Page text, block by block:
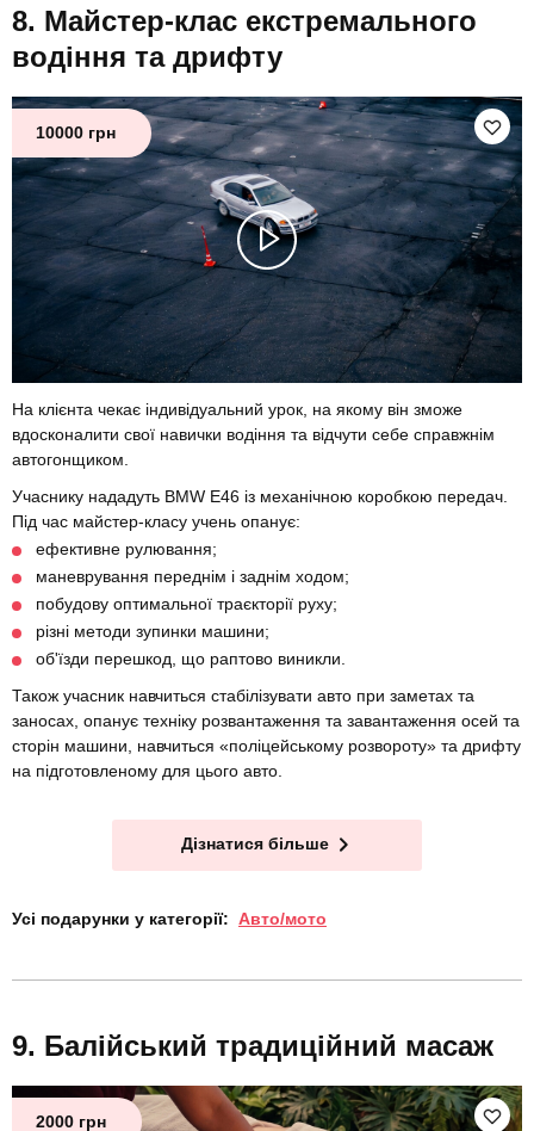
Майстер-клас екстремального
водіння та дрифту
10000 грн
На клієнта чекає індивідуальний урок, на якому він зможе
вдосконалити свої навички водіння та відчути себе справжнім
автогонщиком.
Учаснику нададуть BMW E46 із механічною коробкою передач.
Під час майстер-класу учень опанує:
ефективне рулювання;
маневрування переднім і заднім ходом;
побудову оптимальної траєкторії руху;
різні методи зупинки машини;
об'їзди перешкод, що раптово виникли.
Також учасник навчиться стабілізувати авто при заметах та
заносах, опанує техніку розвантаження та завантаження осей та
сторін машини, навчиться «поліцейському розвороту» та дрифту
на підготовленому для цього авто.
Дізнатися більше
Усі подарунки у категорії: Авто/мото
Балійський традиційний масаж
2000 грн